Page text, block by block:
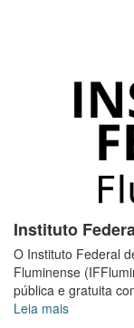
Instituto
O Instituto Federal
Fluminense
pública e gratuita
Leia mais